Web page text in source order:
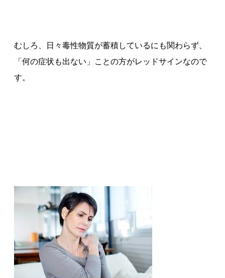
むしろ、日々毒性物質が蓄積しているにも関わらず、
「何の症状も出ない」ことの方がレッドサインなので
す。